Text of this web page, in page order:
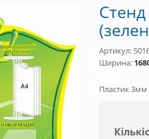
Стенд
Артикул:
Ширина:
Пластик 3мм